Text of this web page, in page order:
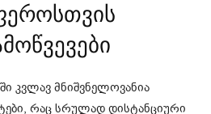
კვლავ მნიშვნელოვანია
რაც სრულად დისტანციური